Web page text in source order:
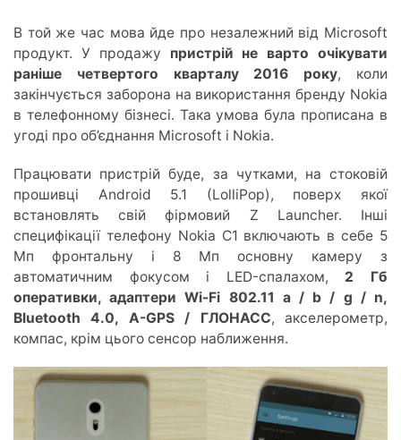
В той же час мова йде про незалежний від Microsoft
продукт. У продажу пристрій не варто очікувати
раніше четвертого кварталу 2016 року, коли
закінчується заборона на використання бренду Nokia
в телефонному бізнесі. Така умова була прописана в
угоді про об’єднання Microsoft і Nokia.
Працювати пристрій буде, за чутками, на стоковій
прошивці Android 5.1 (LolliPop), поверх якої
встановлять свій фірмовий Z Launcher. Інші
специфікації телефону Nokia C1 включають в себе 5
Мп фронтальну і 8 Мп основну камеру з
автоматичним фокусом і LED-спалахом, 2 Гб
оперативки, адаптери Wi-Fi 802.11 a / b / g / n,
Bluetooth 4.0, A-GPS / ГЛОНАСС, акселерометр,
компас, крім цього сенсор наближення.